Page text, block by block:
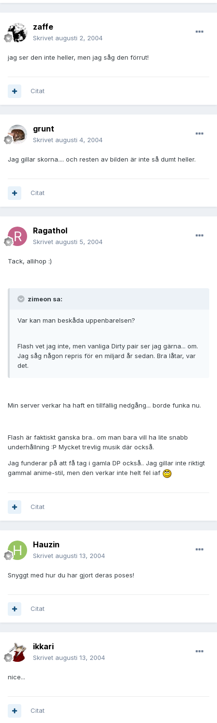
zaffe
Skrivet augusti 2, 2004
jag ser den inte heller, men jag såg den förrut!
Citat
grunt
Skrivet augusti 4, 2004
Jag gillar skorna.... och resten av bilden är inte så dumt heller.
Citat
Ragathol
Skrivet augusti 5, 2004
Tack, allihop :)
zimeon sa:
Var kan man beskåda uppenbarelsen?
Flash vet jag inte, men vanliga Dirty pair ser jag gärna... om.
Jag såg någon repris för en miljard år sedan. Bra låtar, var
det.
Min server verkar ha haft en tillfällig nedgång... borde funka nu.
Flash är faktiskt ganska bra.. om man bara vill ha lite snabb
underhållning :P Mycket trevlig musik där också.
Jag funderar på att få tag i gamla DP också.. Jag gillar inte riktigt
gammal anime-stil, men den verkar inte helt fel iaf
Citat
Hauzin
Skrivet augusti 13, 2004
Snyggt med hur du har gjort deras poses!
Citat
ikkari
Skrivet augusti 13, 2004
nice...
Citat